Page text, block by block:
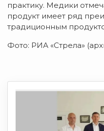
практику. Медики
продукт имеет ряд
традиционным
Фото: РИА «Стрела»